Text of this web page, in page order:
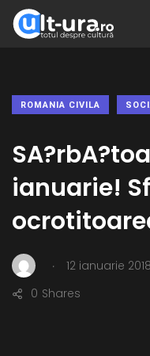
ROMANIA CIVILA
ianuarie!
. 12 ianuarie 2018
Shares
0